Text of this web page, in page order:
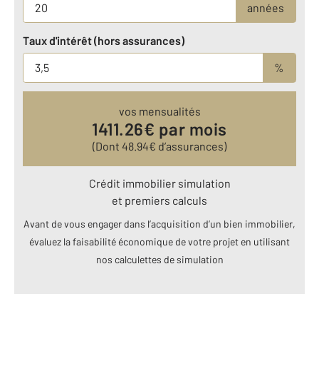
années
Taux d'intérêt (hors assurances)
%
vos mensualités
1411.26€ par mois
(Dont 48.94€ d’assurances)
Crédit immobilier simulation
et premiers calculs
Avant de vous engager dans l’acquisition d’un bien immobilier,
évaluez la faisabilité économique de votre projet en utilisant
nos calculettes de simulation